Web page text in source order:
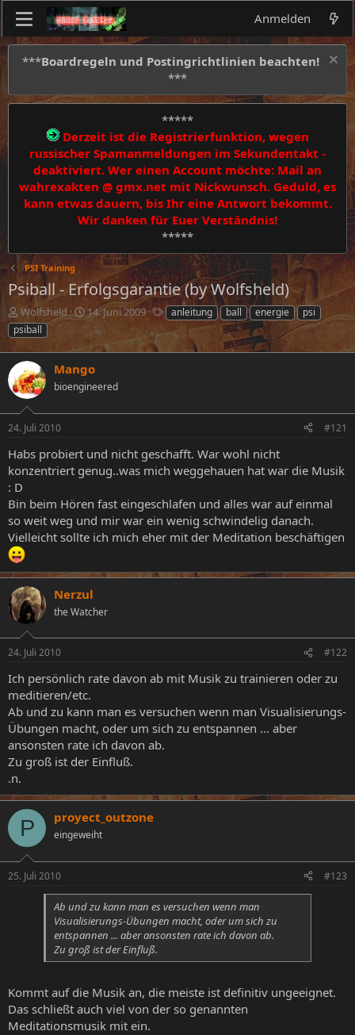
Anmelden
***Boardregeln und Postingrichtlinien beachten!
***
*****
Derzeit ist die Registrierfunktion, wegen
russischer Spamanmeldungen im Sekundentakt -
deaktiviert. Wer einen Account möchte: Mail an
wahrexakten @ gmx.net mit Nickwunsch. Geduld, es
kann etwas dauern, bis Ihr eine Antwort bekommt.
Wir danken für Euer Verständnis!
*****
PSI Training
Psiball - Erfolgsgarantie (by Wolfsheld)
E
r
s
t
e
l
l
e
Wolfsheld
E
s
t
e
l
t
14. Juni 2009
S
c
l
o
e
anleitung ball energie
psi
psiball
Mango
bioengineered
24. Juli 2010 #121
Habs probiert und nicht geschafft. War wohl nicht
konzentriert genug..was mich weggehauen hat war die Musik
: D
Bin beim Hören fast eingeschlafen und alles war auf einmal
so weit weg und mir war ein wenig schwindelig danach.
Vielleicht sollte ich mich eher mit der Meditation beschäftigen
Nerzul
the Watcher
24. Juli 2010 #122
Ich persönlich rate davon ab mit Musik zu trainieren oder zu
meditieren/etc.
Ab und zu kann man es versuchen wenn man Visualisierungs-
Übungen macht, oder um sich zu entspannen ... aber
ansonsten rate ich davon ab.
Zu groß ist der Einfluß.
.n.
P proyect_outzone
eingeweiht
25. Juli 2010 #123
Ab und zu kann man es versuchen wenn man
Visualisierungs-Übungen macht, oder um sich zu
entspannen ... aber ansonsten rate ich davon ab.
Zu groß ist der Einfluß.
Kommt auf die Musik an, die meiste ist definitiv ungeeignet.
Das schließt auch viel von der so genannten
Meditationsmusik mit ein.